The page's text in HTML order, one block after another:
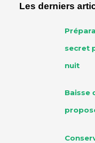
Les derniers
secret
nuit
Baisse